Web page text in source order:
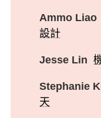
Ammo Liao
設計
Jesse Lin
Stephanie
天